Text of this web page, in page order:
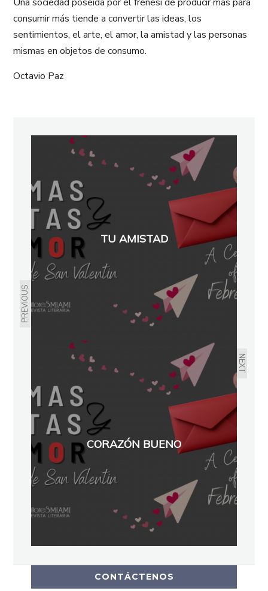
consumir más tiende a convertir las ideas, los
sentimientos, el arte, el amor, la amistad y las personas
mismas en objetos de consumo.
Octavio Paz
PREVIOUS
TU AMISTAD
NEXT
CORAZÓN BUENO
CONTÁCTENOS